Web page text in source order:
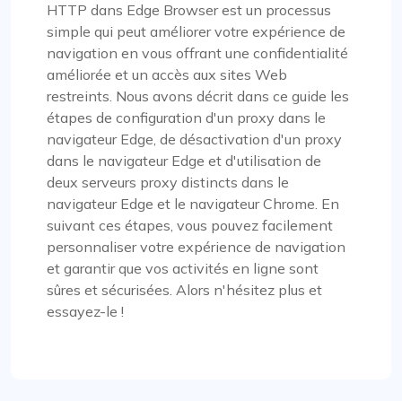
HTTP dans Edge Browser est un processus
simple qui peut améliorer votre expérience de
navigation en vous offrant une confidentialité
améliorée et un accès aux sites Web
restreints. Nous avons décrit dans ce guide les
étapes de configuration d'un proxy dans le
navigateur Edge, de désactivation d'un proxy
dans le navigateur Edge et d'utilisation de
deux serveurs proxy distincts dans le
navigateur Edge et le navigateur Chrome. En
suivant ces étapes, vous pouvez facilement
personnaliser votre expérience de navigation
et garantir que vos activités en ligne sont
sûres et sécurisées. Alors n'hésitez plus et
essayez-le !